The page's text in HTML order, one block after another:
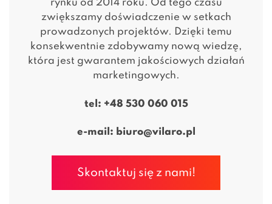
rynku od 2014 roku. Od tego czasu
zwiększamy doświadczenie w setkach
prowadzonych projektów. Dzięki temu
konsekwentnie zdobywamy nową wiedzę,
która jest gwarantem jakościowych działań
marketingowych.
tel: +48 530 060 015
e-mail: biuro@vilaro.pl
Skontaktuj się z nami!